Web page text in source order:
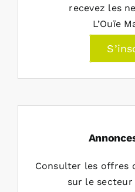
recevez les
L’Ouïe
Consulter les offres
sur le secteur